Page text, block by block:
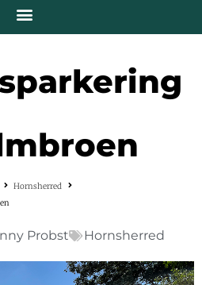
Hornsherred
Probst Hornsherred